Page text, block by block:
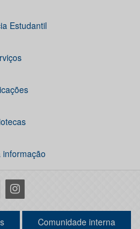
Estudantil
informação
Instagram
Comunidade interna